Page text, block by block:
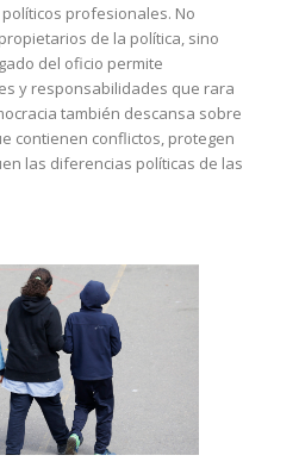
profesionales. No
de la política, sino
del oficio permite
y responsabilidades que rara
también descansa sobre
contienen conflictos, protegen
las diferencias políticas de las